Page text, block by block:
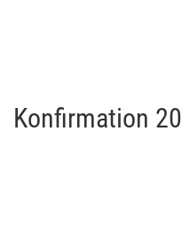
Konfirmation